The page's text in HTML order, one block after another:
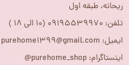
ریحانه، طبقه اول
تلفن: 09195539970 (10 الی 18 )
ایمیل: purehome1399@gmail.com
اینستاگرام: purehome_shop@